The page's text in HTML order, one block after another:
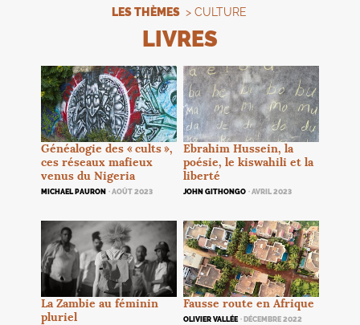
LES THÈMES > CULTURE
LIVRES
Généalogie des «cults»,
ces réseaux mafieux
venus du Nigeria
MICHAEL PAURON · AOÛT 2023
Ebrahim Hussein, la
poésie, le kiswahili et la
liberté
JOHN GITHONGO · AVRIL 2023
La Zambie au féminin
pluriel
Fausse route en Afrique
OLIVIER VALLÉE · DÉCEMBRE 2022